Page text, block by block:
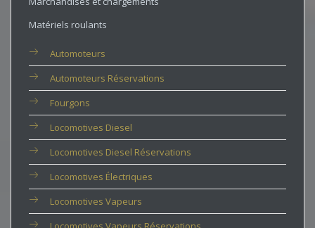
Matériels roulants
Automoteurs
Automoteurs Réservations
Fourgons
Locomotives Diesel
Locomotives Diesel Réservations
Locomotives Électriques
Locomotives Vapeurs